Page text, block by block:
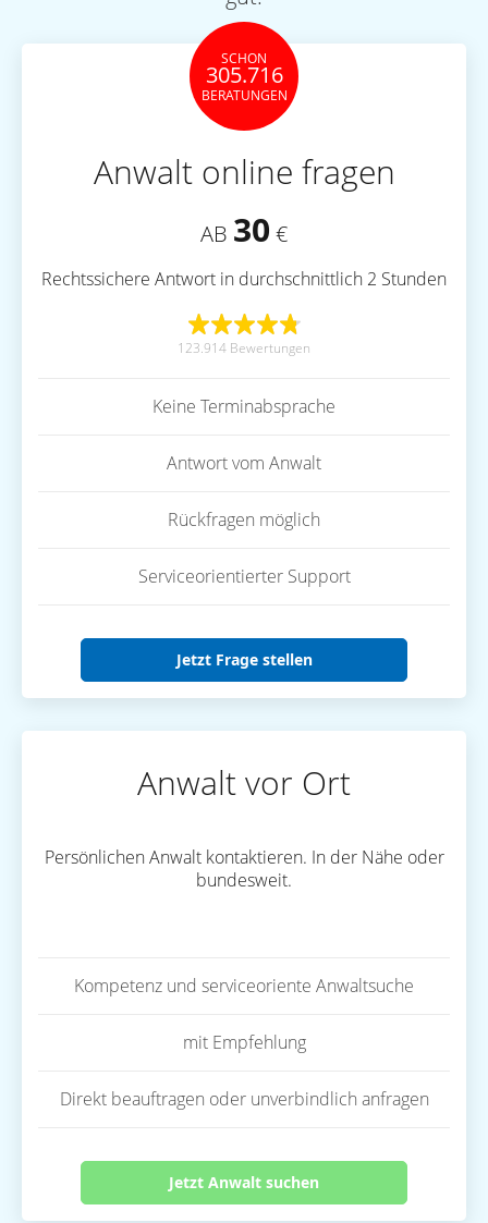
SCHON
305.716
BERATUNGEN
Anwalt online fragen
AB 30 €
Rechtssichere Antwort in durchschnittlich 2 Stunden
123.914 Bewertungen
Keine Terminabsprache
Antwort vom Anwalt
Rückfragen möglich
Serviceorientierter Support
Jetzt Frage stellen
Anwalt vor Ort
Persönlichen Anwalt kontaktieren. In der Nähe oder
bundesweit.
Kompetenz und serviceoriente Anwaltsuche
mit Empfehlung
Direkt beauftragen oder unverbindlich anfragen
Jetzt Anwalt suchen